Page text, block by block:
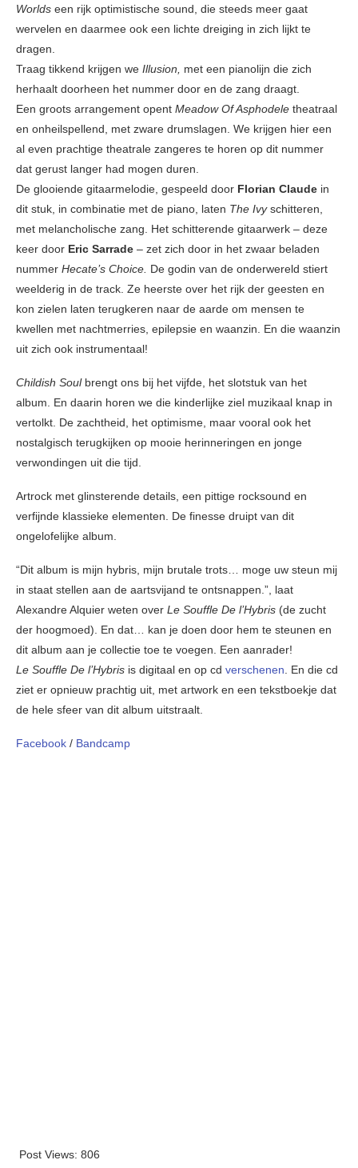
Worlds een rijk optimistische sound, die steeds meer gaat
wervelen en daarmee ook een lichte dreiging in zich lijkt te
dragen.
Traag tikkend krijgen we Illusion, met een pianolijn die zich
herhaalt doorheen het nummer door en de zang draagt.
Een groots arrangement opent Meadow Of Asphodele theatraal
en onheilspellend, met zware drumslagen. We krijgen hier een
al even prachtige theatrale zangeres te horen op dit nummer
dat gerust langer had mogen duren.
De glooiende gitaarmelodie, gespeeld door Florian Claude in
dit stuk, in combinatie met de piano, laten The Ivyschitteren,
met melancholische zang. Het schitterende gitaarwerk – deze
keer door Eric Sarrade – zet zich door in het zwaar beladen
nummer Hecate’s Choice. De godin van de onderwereld stiert
weelderig in de track. Ze heerste over het rijk der geesten en
kon zielen laten terugkeren naar de aarde om mensen te
kwellen met nachtmerries, epilepsie en waanzin. En die waanzin
uit zich ook instrumentaal!
Childish Soul brengt ons bij het vijfde, het slotstuk van het
album. En daarin horen we die kinderlijke ziel muzikaal knap in
vertolkt. De zachtheid, het optimisme, maar vooral ook het
nostalgisch terugkijken op mooie herinneringen en jonge
verwondingen uit die tijd.
Artrock met glinsterende details, een pittige rocksound en
verfijnde klassieke elementen. De finesse druipt van dit
ongelofelijke album.
“Dit album is mijn hybris, mijn brutale trots… moge uw steun mij
in staat stellen aan de aartsvijand te ontsnappen.”, laat
Alexandre Alquier weten over Le Souffle De l’Hybris (de zucht
der hoogmoed). En dat… kan je doen door hem te steunen en
dit album aan je collectie toe te voegen. Een aanrader!
Le Souffle De l’Hybris is digitaal en op cd verschenen. En die cd
ziet er opnieuw prachtig uit, met artwork en een tekstboekje dat
de hele sfeer van dit album uitstraalt.
Facebook / Bandcamp
Post Views: 806